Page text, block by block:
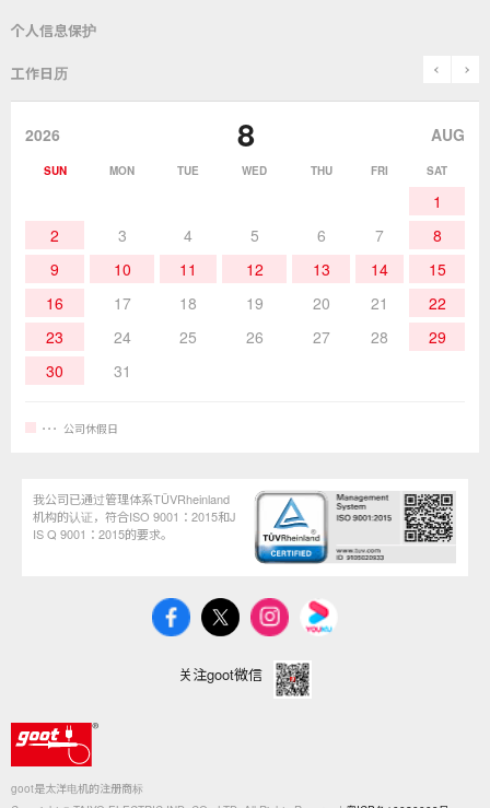
作业用材料 热加工
作业辅助工具
个人信息保护
工作日历 prev
2026 8 AUG
SUN MON TUE WED THU FRI SAT
1
2
3 4 5 6 7
8
9
10 11 12 13 14
15
16
17 18 19 20 21
22
23
24 25 26 27 28
29
30
31
公司休假日
我公司已通过管理体系TÜVRheinland
机构的认证，符合ISO 9001：2015和J
IS Q 9001：2015的要求。
关注goot微信
goot是太洋电机的注册商标